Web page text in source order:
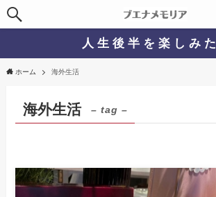
人 生 後 半 を 楽 し み た
ホーム 海外生活
海外生活 – tag –